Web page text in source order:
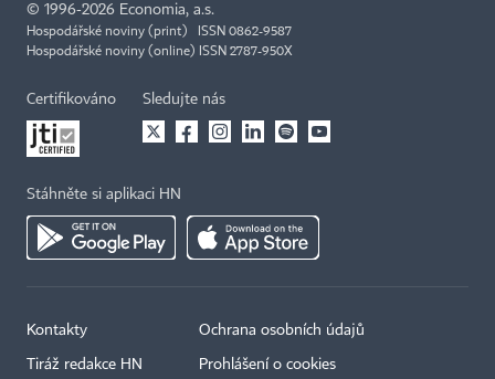
© 1996-2026 Economia, a.s.
Hospodářské noviny (print) ISSN 0862-9587
Hospodářské noviny (online) ISSN 2787-950X
Certifikováno Sledujte nás
Stáhněte si aplikaci HN
Kontakty
Tiráž redakce HN
Ochrana osobních údajů
Prohlášení o cookies